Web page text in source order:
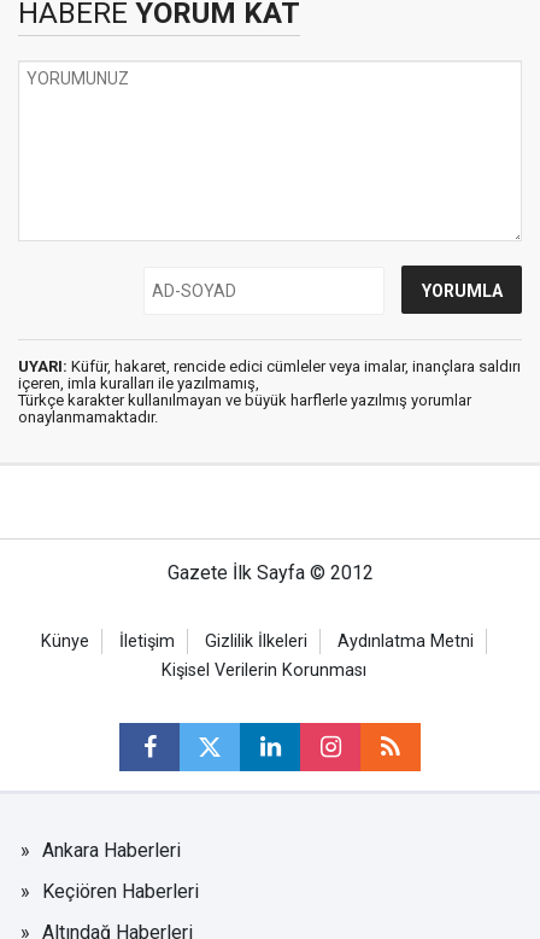
HABERE YORUM KAT
UYARI: Küfür, hakaret, rencide edici cümleler veya imalar, inançlara saldırı
içeren, imla kuralları ile yazılmamış,
Türkçe karakter kullanılmayan ve büyük harflerle yazılmış yorumlar
onaylanmamaktadır.
Gazete İlk Sayfa © 2012
Künye İletişim Gizlilik İlkeleri
Aydınlatma Metni
Kişisel Verilerin Korunması
Ankara Haberleri
Keçiören Haberleri
Altındağ Haberleri